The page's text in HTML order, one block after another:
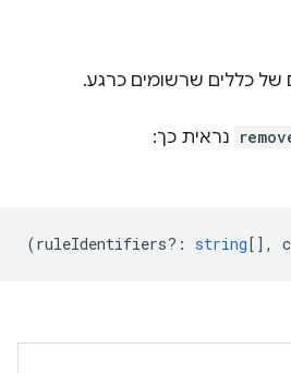
כללים שרשומים כרגע.
נראית כך:
(ruleIdentifiers? : string [],